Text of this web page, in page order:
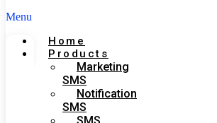
Menu
Home
Products
Marketing
SMS
Notification
SMS